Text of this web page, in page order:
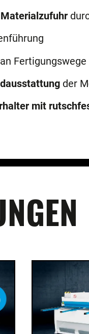
an Fertigungswege
der
mit